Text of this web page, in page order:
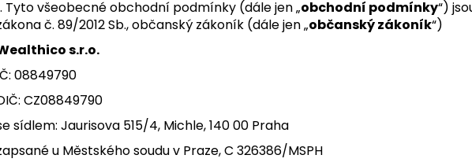
Tyto všeobecné obchodní podmínky (dále jen „obchodní podmínky“)
č. 89/2012 Sb., občanský zákoník (dále jen „občanský zákoník“)
s.r.o.
08849790
CZ08849790
sídlem: Jaurisova 515/4, Michle, 140 00 Praha
u Městského soudu v Praze,C 326386/MSPH
Doporučujeme